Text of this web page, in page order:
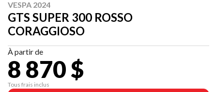
VESPA 2024
GTS SUPER 300 ROSSO
CORAGGIOSO
À partir de
8 870 $
Tous frais inclus